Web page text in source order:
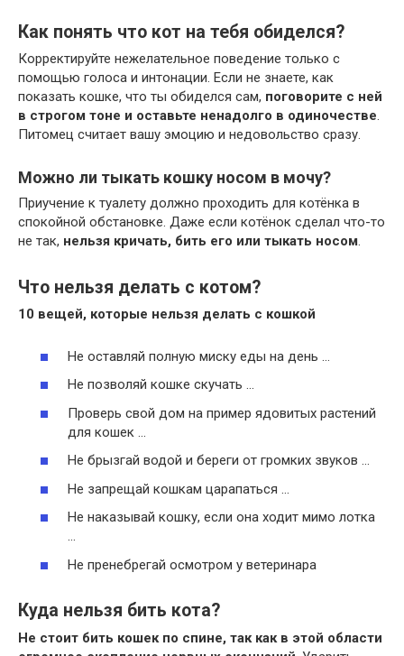
Как понять что кот на тебя обиделся?
Корректируйте нежелательное поведение только с
помощью голоса и интонации. Если не знаете, как
показать кошке, что ты обиделся сам, поговорите с ней
в строгом тоне и оставьте ненадолго в одиночестве.
Питомец считает вашу эмоцию и недовольство сразу.
Можно ли тыкать кошку носом в мочу?
Приучение к туалету должно проходить для котёнка в
спокойной обстановке. Даже если котёнок сделал что-то
не так, нельзя кричать, бить его или тыкать носом.
Что нельзя делать с котом?
10 вещей, которые нельзя делать с кошкой
Не оставляй полную миску еды на день …
Не позволяй кошке скучать …
Проверь свой дом на пример ядовитых растений
для кошек …
Не брызгай водой и береги от громких звуков …
Не запрещай кошкам царапаться …
Не наказывай кошку, если она ходит мимо лотка
…
Не пренебрегай осмотром у ветеринара
Куда нельзя бить кота?
Не стоит бить кошек по спине, так как в этой области